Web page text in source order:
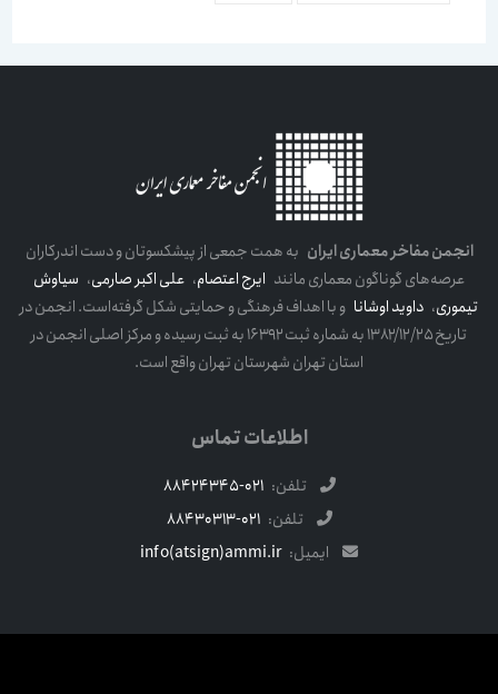
انجمن مفاخر معماری ایرانبه همت جمعی از پیشکسوتان و دست اندرکاران
عرصه‌های گوناگون معماری مانندایرج اعتصام،علی اکبر صارمی،سیاوش
تیموری،داوید اوشاناو با اهداف فرهنگی و حمایتی شکل گرفته‌است. انجمن در
تاریخ ۱۳۸۲/۱۲/۲۵ به شماره ثبت ۱۶۳۹۲ به ثبت رسیده و مرکز اصلی انجمن در
استان تهران شهرستان تهران واقع است.
اطلاعات تماس
تلفن: 021-88424345
تلفن: 021-88430313
ایمیل: info(atsign)ammi.ir